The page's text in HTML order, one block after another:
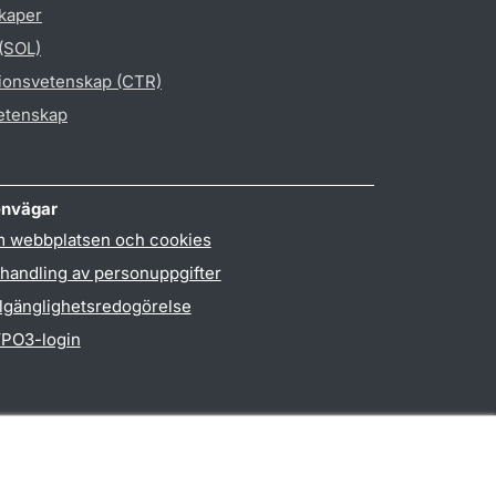
(CTR)
webbplatsen och cookies
av personuppgifter
login